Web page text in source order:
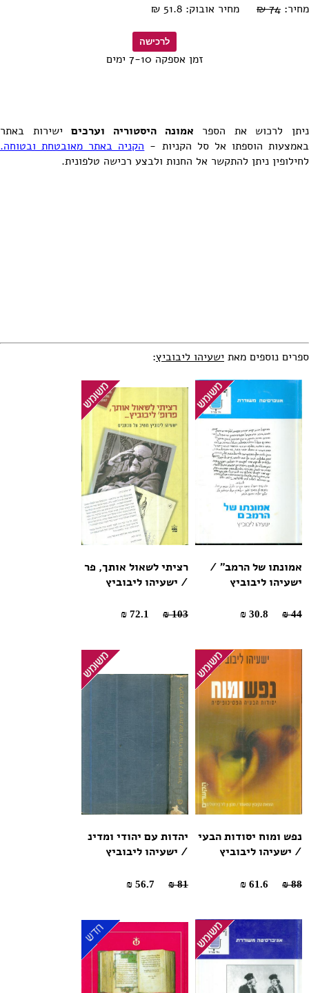
מחיר: 74 ₪ מחיר אובוק: 51.8 ₪
זמן אספקה 7-10 ימים
ניתן לרכוש את הספר אמונה היסטוריה וערכיםישירות באתר
באמצעות הוספתו אל סל הקניות - הקניה באתר מאובטחת ובטוחה.
לחילופין ניתן להתקשר אל החנות ולבצע רכישה טלפונית.
ספרים נוספים מאת ישעיהו ליבוביץ:
אמונתו של הרמב" /
ישעיהו ליבוביץ
44 ₪
רציתי לשאול אותך, פר
/ ישעיהו ליבוביץ
103 ₪
נפש ומוח יסודות הבעי
/ ישעיהו ליבוביץ
88 ₪
יהדות עם יהודי ומדינ
/ ישעיהו ליבוביץ
81 ₪